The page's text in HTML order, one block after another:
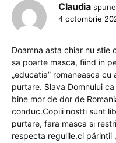
Claudia
4 octombrie
Doamna asta chiar nu stie
sa poarte masca, fiind in
„educatia” romaneasca
purtare. Slava Domnului
bine mor de dor de
conduc.Copiii nostti sunt
purtare, fara masca si
respecta regulile,ci